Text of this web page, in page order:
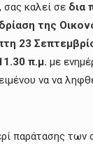
σας καλεί σε δια
της
23
π.μ. με
να να
παράτασης των